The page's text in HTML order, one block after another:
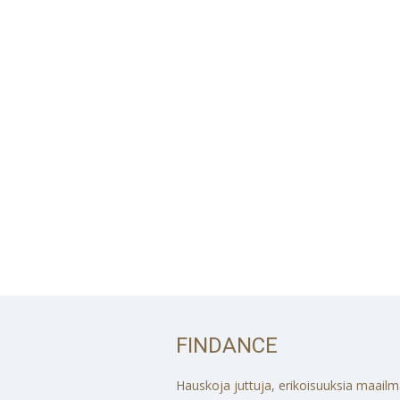
FINDANCE
Hauskoja juttuja, erikoisuuksia